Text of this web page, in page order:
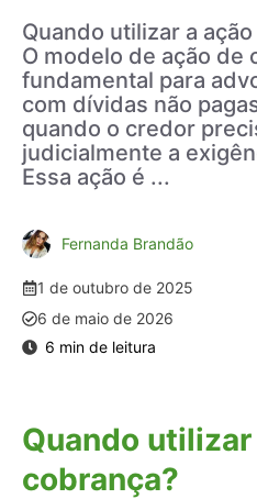
Quando utilizar a
O modelo de ação de
fundamental para
com dívidas não
quando o credor
judicialmente a
Essa ação é ...
Fernanda Brandão
1 de outubro de 2025
6 de maio de 2026
Quando utilizar
cobrança?